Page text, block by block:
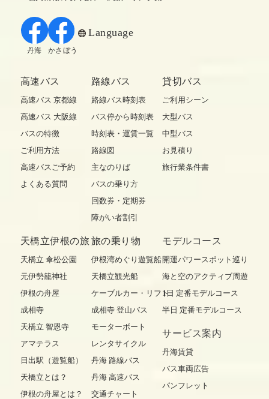
Language
丹海 かさぼう
高速バス
高速バス 京都線
高速バス 大阪線
バスの特徴
ご利用方法
高速バスご予約
よくある質問
路線バス
路線バス時刻表
バス停から時刻表
時刻表・運賃一覧
路線図
主なのりば
バスの乗り方
回数券・定期券
障がい者割引
貸切バス
ご利用シーン
大型バス
中型バス
お見積り
旅行業条件書
天橋立伊根の旅
天橋立 傘松公園
元伊勢籠神社
伊根の舟屋
成相寺
天橋立 智恩寺
アマテラス
日出駅（遊覧船）
天橋立とは？
伊根の舟屋とは？
旅の乗り物
伊根湾めぐり遊覧船
天橋立観光船
ケーブルカー・リフト
成相寺 登山バス
モーターボート
レンタサイクル
丹海 路線バス
丹海 高速バス
交通チャート
モデルコース
開運パワースポット巡り
海と空のアクティブ周遊
1日 定番モデルコース
半日 定番モデルコース
サービス案内
丹海賃貸
バス車両広告
パンフレット